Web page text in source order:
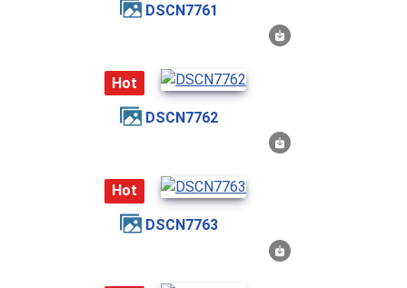
DSCN7761
Hot
DSCN7762
Hot
DSCN7763